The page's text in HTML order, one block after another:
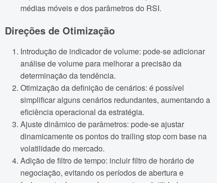
médias móveis e dos parâmetros do RSI.
Direções de Otimização
Introdução de indicador de volume: pode-se adicionar
análise de volume para melhorar a precisão da
determinação da tendência.
Otimização da definição de cenários: é possível
simplificar alguns cenários redundantes, aumentando a
eficiência operacional da estratégia.
Ajuste dinâmico de parâmetros: pode-se ajustar
dinamicamente os pontos do trailing stop com base na
volatilidade do mercado.
Adição de filtro de tempo: incluir filtro de horário de
negociação, evitando os períodos de abertura e